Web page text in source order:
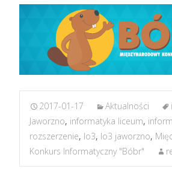
2017-01-17 Aktualności
Jaworzno, informatyka liceum,
rozszerzenie, lo3, lo3 jaworzno,
Konkurs Informatyczny "Bóbr"